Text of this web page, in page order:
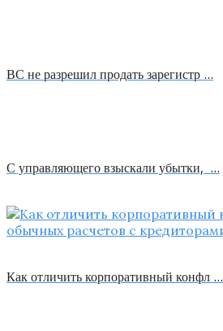
ВС не разрешил продать зарегистр …
С управляющего взыскали убытки, …
Как отличить корпоративный конфл …